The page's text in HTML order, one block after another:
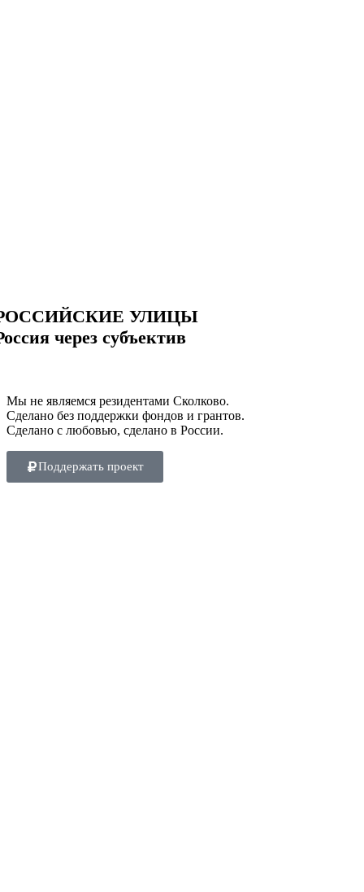
УЛИЦЫ
через субъектив
Мы не являемся резидентами Сколково.
Сделано без поддержки фондов и грантов.
Сделано с любовью, сделано в России.
Поддержать проект